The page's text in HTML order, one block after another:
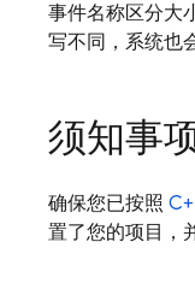
事件名称区分大
写不同，系统也
须知事
确保您已按照
置了您的项目，